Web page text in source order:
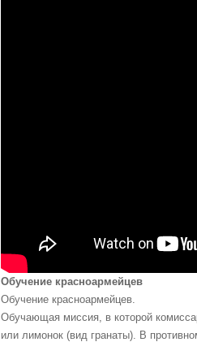
Обучение красноармейцев
Обучение красноармейцев.
Обучающая миссия, в которой
или лимонок (вид гранаты). В